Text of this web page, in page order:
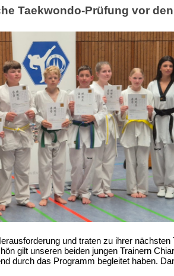
Taekwondo-Prüfung vor
und traten zu ihrer
gilt unseren beiden jungen Trainern
durch das Programm begleitet haben.